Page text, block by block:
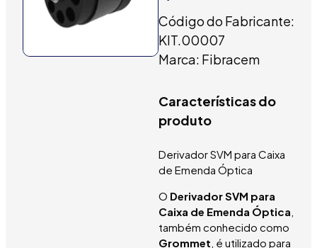
Código do Fabricante:
KIT.00007
Marca: Fibracem
Características do
produto
Derivador SVM para Caixa
de Emenda Óptica
O Derivador SVM para
Caixa de Emenda Óptica
também conhecido como
Grommet , é utilizado para